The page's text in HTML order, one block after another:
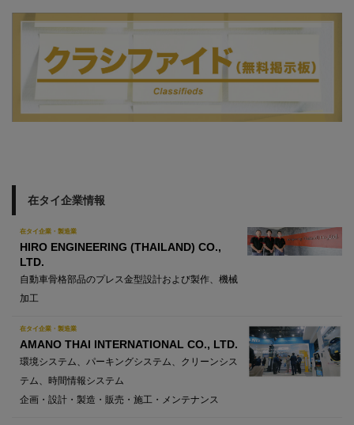
在タイ企業情報
在タイ企業・製造業
HIRO ENGINEERING (THAILAND) CO.,
LTD.
自動車骨格部品のプレス金型設計および製作、機械
加工
在タイ企業・製造業
AMANO THAI INTERNATIONAL CO., LTD.
環境システム、パーキングシステム、クリーンシス
テム、時間情報システム
企画・設計・製造・販売・施工・メンテナンス